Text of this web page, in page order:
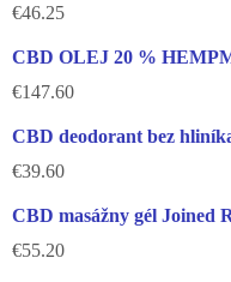
€46.25
CBD OLEJ 20 %
€147.60
CBD deodorant bez
€39.60
CBD masážny gél Joined
€55.20